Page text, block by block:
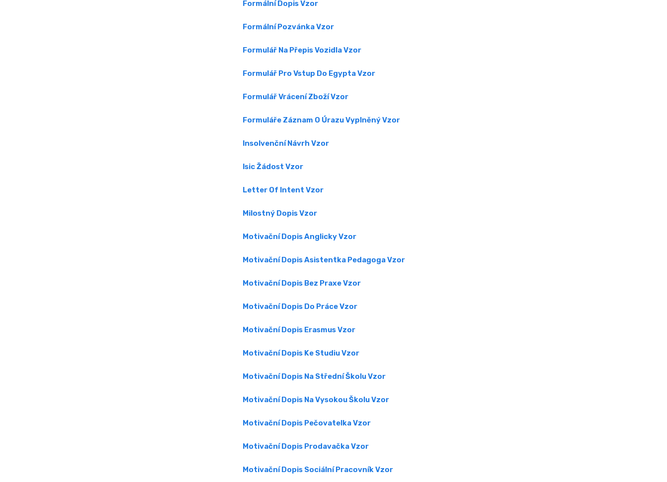
Formální Dopis Vzor
Formální Pozvánka Vzor
Formulář Na Přepis Vozidla Vzor
Formulář Pro Vstup Do Egypta Vzor
Formulář Vrácení Zboží Vzor
Formuláře Záznam O Úrazu Vyplněný Vzor
Insolvenční Návrh Vzor
Isic Žádost Vzor
Letter Of Intent Vzor
Milostný Dopis Vzor
Motivační Dopis Anglicky Vzor
Motivační Dopis Asistentka Pedagoga Vzor
Motivační Dopis Bez Praxe Vzor
Motivační Dopis Do Práce Vzor
Motivační Dopis Erasmus Vzor
Motivační Dopis Ke Studiu Vzor
Motivační Dopis Na Střední Školu Vzor
Motivační Dopis Na Vysokou Školu Vzor
Motivační Dopis Pečovatelka Vzor
Motivační Dopis Prodavačka Vzor
Motivační Dopis Sociální Pracovník Vzor